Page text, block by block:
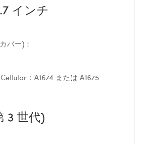
インチ
バー)：
：A1674 または A1675
3 世代)